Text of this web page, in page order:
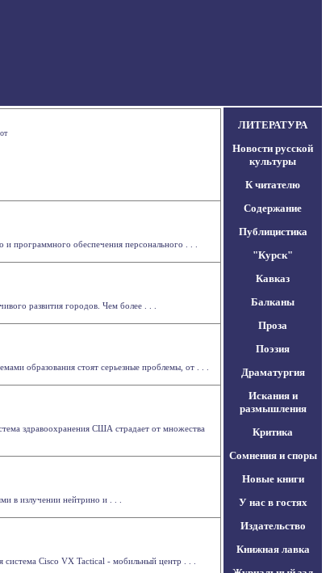
программного обеспечения персонального . . .
развития городов. Чем более . . .
образования стоят серьезные проблемы, от . . .
здравоохранения США страдает от множества
в излучении нейтрино и . . .
Cisco VX Tactical - мобильный центр . . .
ЛИТЕРАТУРА
Новости русской
культуры
К читателю
Содержание
Публицистика
"Курск"
Кавказ
Балканы
Проза
Поэзия
Драматургия
Искания и
размышления
Критика
Сомнения и споры
Новые книги
У нас в гостях
Издательство
Книжная лавка